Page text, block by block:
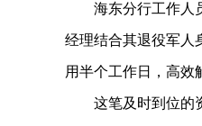
海东分行工作人员
经理结合其退役军人
用半个工作日，高效
这笔及时到位的资